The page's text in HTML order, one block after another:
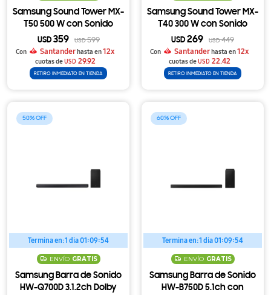
Samsung Sound Tower MX-
T50 500 W con Sonido
Bidireccional, Karaoke y LED
Party Lights
USD 359 USD599
Con
Santanderhasta en12x
cuotas deUSD 29.92
RETIRO INMEDIATO EN TIENDA
Samsung Sound Tower MX-
T40 300 W con Sonido
Bidireccional, Bass Booster y
LED Party Lights
USD 269 USD449
Con
Santanderhasta en12x
cuotas deUSD 22.42
RETIRO INMEDIATO EN TIENDA
50
Termina en:1 dia 01:09:54
ENVÍO GRATIS
Samsung Barra de Sonido
HW-Q700D 3.1.2ch Dolby
60
Termina en:1 dia 01:09:54
ENVÍO GRATIS
Samsung Barra de Sonido
HW-B750D 5.1ch con